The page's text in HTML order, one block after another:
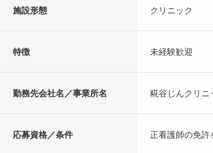
施設形態 クリニック
特徴 未経験歓迎
勤務先会社名／事業所名 糀谷じんクリニ
応募資格／条件 正看護師の免